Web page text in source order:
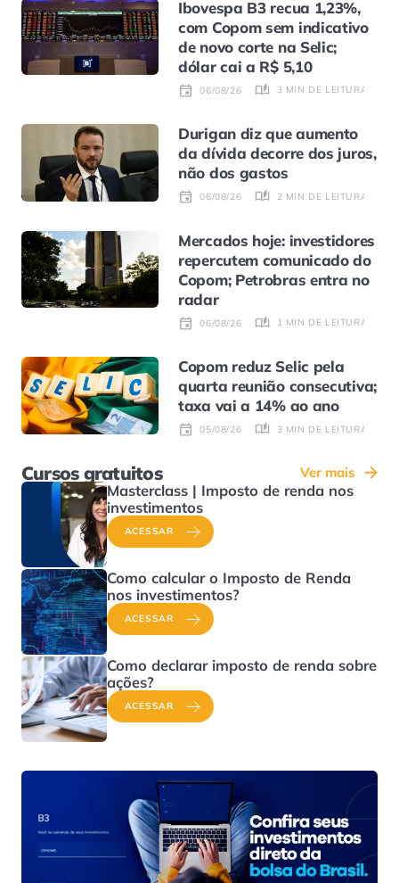
Ibovespa B3 recua 1,23%,
com Copom sem indicativo
de novo corte na Selic;
dólar cai a R$ 5,10
06/08/26 3 MIN DE LEITURA
Durigan diz que aumento
da dívida decorre dos juros,
não dos gastos
06/08/26 2 MIN DE LEITURA
Mercados hoje: investidores
repercutem comunicado do
Copom; Petrobras entra no
radar
06/08/26 1 MIN DE LEITURA
Copom reduz Selic pela
quarta reunião consecutiva;
taxa vai a 14% ao ano
05/08/26 3 MIN DE LEITURA
Cursos gratuitos Ver mais
Masterclass | Imposto de renda nos
investimentos
ACESSAR
Como calcular o Imposto de Renda
nos investimentos?
ACESSAR
Como declarar imposto de renda sobre
ações?
ACESSAR